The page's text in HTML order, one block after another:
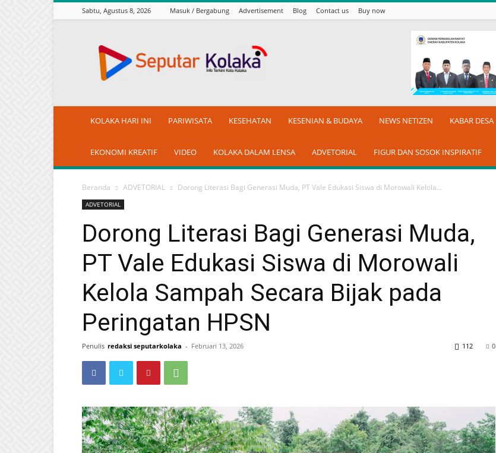
Sabtu, Agustus 8, 2026 Masuk / Bergabung Advertisement Blog Contact us Buy now
KOLAKA HARI INI PARIWISATA KESEHATAN KESENIAN & BUDAYA NEWS NETIZEN KABAR DESA
EKONOMI KREATIF VIDEO KOLAKA DALAM LENSA ADVETORIAL FIGUR DAN SOSOK INSPIRATIF
Beranda ADVETORIAL Dorong Literasi Bagi Generasi Muda, PT Vale Edukasi Siswa di Morowali Kelola...
ADVETORIAL
Dorong Literasi Bagi Generasi Muda,
PT Vale Edukasi Siswa di Morowali
Kelola Sampah Secara Bijak pada
Peringatan HPSN
Penulis redaksi seputarkolaka - Februari 13, 2026 0
112